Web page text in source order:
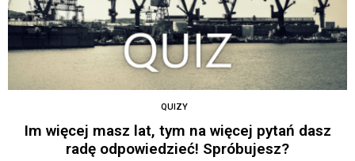
QUIZY
Im więcej masz lat, tym na więcej pytań dasz
radę odpowiedzieć! Spróbujesz?